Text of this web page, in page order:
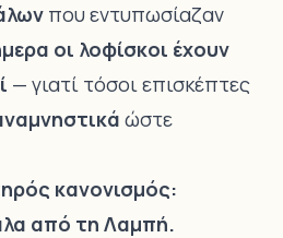
που εντυπωσίαζαν
οι λοφίσκοι έχουν
— γιατί τόσοι επισκέπτες
ώστε
κανονισμός:
από τη Λαμπή.